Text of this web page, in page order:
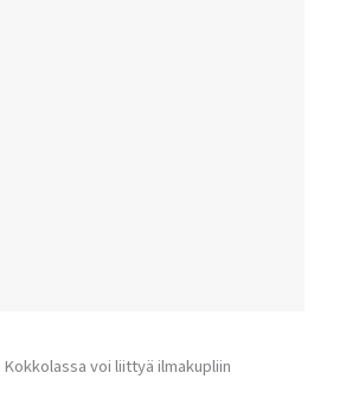
voi liittyä ilmakupliin